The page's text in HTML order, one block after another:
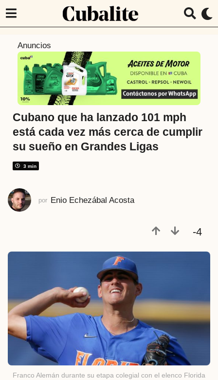
r
s
1
a
o
a
t
Anuncios
Cubano que ha lanzado 101 mph
está cada vez más cerca de cumplir
su sueño en Grandes Ligas
3 min
por Enio Echezábal Acosta
-4
Franco Alemán durante su etapa colegial con el elenco Florida